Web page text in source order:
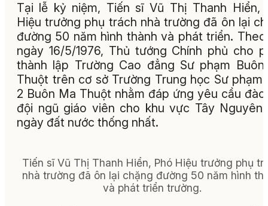
Tại lễ kỷ niệm, Tiến sĩ Vũ Thị Thanh Hiển,
Hiệu trưởng phụ trách nhà trường đã ôn lại
đường 50 năm hình thành và phát triển.
ngày 16/5/1976, Thủ tướng Chính phủ cho
thành lập Trường Cao đẳng Sư phạm
Thuột trên cơ sở Trường Trung học Sư phạm
2 Buôn Ma Thuột nhằm đáp ứng yêu cầu
đội ngũ giáo viên cho khu vực Tây Nguyên
ngày đất nước thống nhất.
Tiến sĩ Vũ Thị Thanh Hiển, Phó Hiệu trưởng phụ
nhà trường đã ôn lại chặng đường 50 năm hình
và phát triển trường.